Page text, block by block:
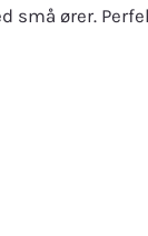
små ører.